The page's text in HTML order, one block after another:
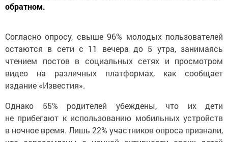
обратном.
Согласно опросу, свыше 96% молодых пользователей
остаются в сети с 11 вечера до 5 утра, занимаясь
чтением постов в социальных сетях и просмотром
видео на различных платформах, как сообщает
издание «Известия».
Однако 55% родителей убеждены, что их дети
не прибегают к использованию мобильных устройств
в ночное время. Лишь 22% участников опроса признали,